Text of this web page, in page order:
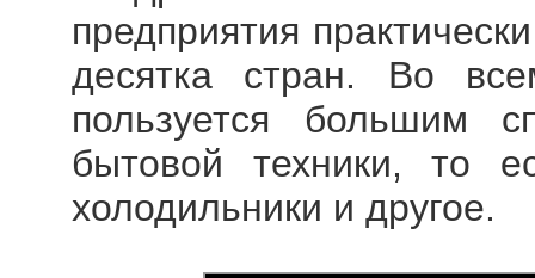
предприятия
десятка стран. Во
пользуется большим
бытовой техники, то
холодильники и другое.